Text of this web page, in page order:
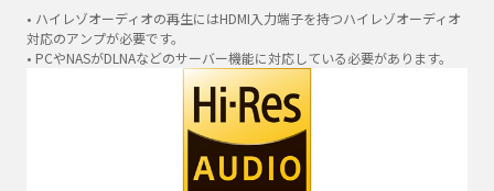
• ハイレゾオーディオの再生にはHDMI入力端子を持つハイレゾオーディオ
対応のアンプが必要です。
• PCやNASがDLNAなどのサーバー機能に対応している必要があります。